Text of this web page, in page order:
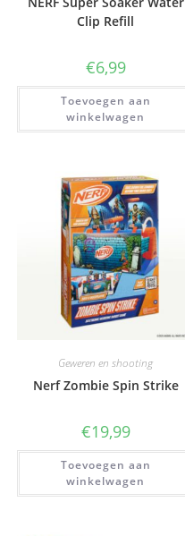
Clip Refill
€6,99
Toevoegen aan
winkelwagen
Geweren en shooting
Nerf Zombie Spin Strike
€19,99
Toevoegen aan
winkelwagen